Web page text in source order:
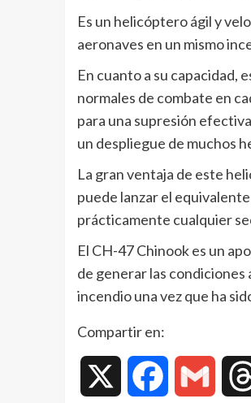
Es un helicóptero ágil y
aeronaves en un mismo
En cuanto a su capacidad,
normales de combate en
para una supresión
un despliegue de muchos
La gran ventaja de este
puede lanzar el
prácticamente cualquier
El CH-47 Chinook es un
de generar las
incendio una vez que ha
Compartir en:
Facebook Gmail